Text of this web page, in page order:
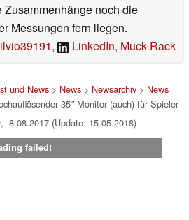
noch die
Messungen fern liegen.
, LinkedIn, Muck Rack
und News> News> Newsarchiv> News
35″-Monitor (auch) für Spieler
8.08.2017 (Update: 15.05.2018)
failed!